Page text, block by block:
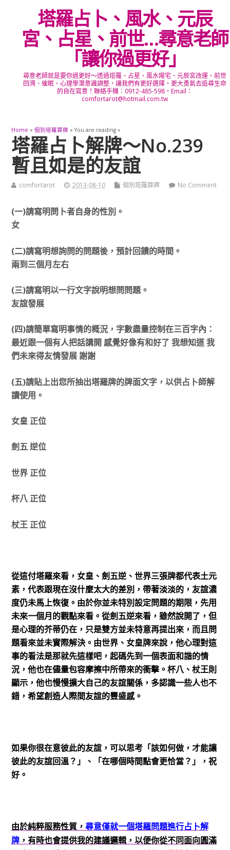
塔羅占卜、風水、元辰
宮、占星、前世…尋意老師
「讓你過更好」
尋意老師就是要你過更好～透過塔羅、占星、風水陽宅、元辰宮改運、前世
回溯、催眠、心理學潛意識調整，讓我們有更好選擇，更大勇氣去追尋生命
的自在寫意！聯絡手機：0912-485-598，Email：
comfortarot@hotmail.com.tw
Home » 個別塔羅算牌 » You are reading »
塔羅占卜解牌～No.239
暫且如是的友誼
comfortarot 2013-08-10 個別塔羅算牌 No Comment
(一)請寫明問卜者自身的性別。
女
(二)請寫明想詢問的問題後，預計回饋的時間。
兩到三個月左右
(三)請寫明以一行文字說明想問問題。
友誼發展
(四)請簡單寫明事情的概況，字數盡量控制在三百字內：
最近跟一個有人把話講開 感覺好像有和好了 我想知道 我
們未來得友情發展 謝謝
(五)請貼上出您所抽出塔羅牌的牌面文字，以供占卜師解
讀使用。
女皇 正位
劍五 逆位
世界 正位
杯八 正位
杖王 正位
從這付塔羅來看，女皇、劍五逆、世界三張牌都代表土元
素，代表跟現在沒什麼太大的差別，帶著淡淡的，友誼濃
度仍未馬上恢復。由於你並未特別設定問題的期限，先用
未來一個月的觀點來看。從劍五逆來看，雖然說開了，但
是心理的芥蒂仍在，只是雙方並未特意再提出來，而且問
題看來並未實際解決。由世界、女皇牌來說，他心理對這
事的看法是那就先這樣吧，起碼先到一個表面和諧的情
況，他也在儘量包容摩擦中所帶來的衝擊。杯八、杖王則
顯示，他也慢慢擴大自己的友誼關係，多認識一些人也不
錯，希望創造人際間友誼的豐盛感。
如果你很在意彼此的友誼，可以思考「該如何做，才能讓
彼此的友誼回溫？」、「在哪個時間點會更恰當？」，祝
好。
由於純粹服務性質， 尋意僅就一個塔羅問題進行占卜解
牌，有時也會提供我的建議邏輯，以便你從不同面向圓滿